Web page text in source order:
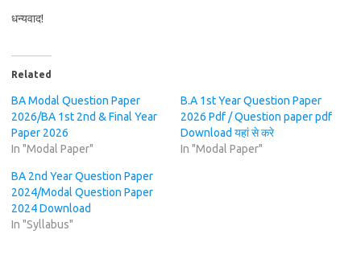
धन्यवाद!
Related
BA Modal Question Paper
2026/BA 1st 2nd & Final Year
Paper 2026
In "Modal Paper"
B.A 1st Year Question Paper
2026 Pdf / Question paper pdf
Download यहां से करे
In "Modal Paper"
BA 2nd Year Question Paper
2024/Modal Question Paper
2024 Download
In "Syllabus"